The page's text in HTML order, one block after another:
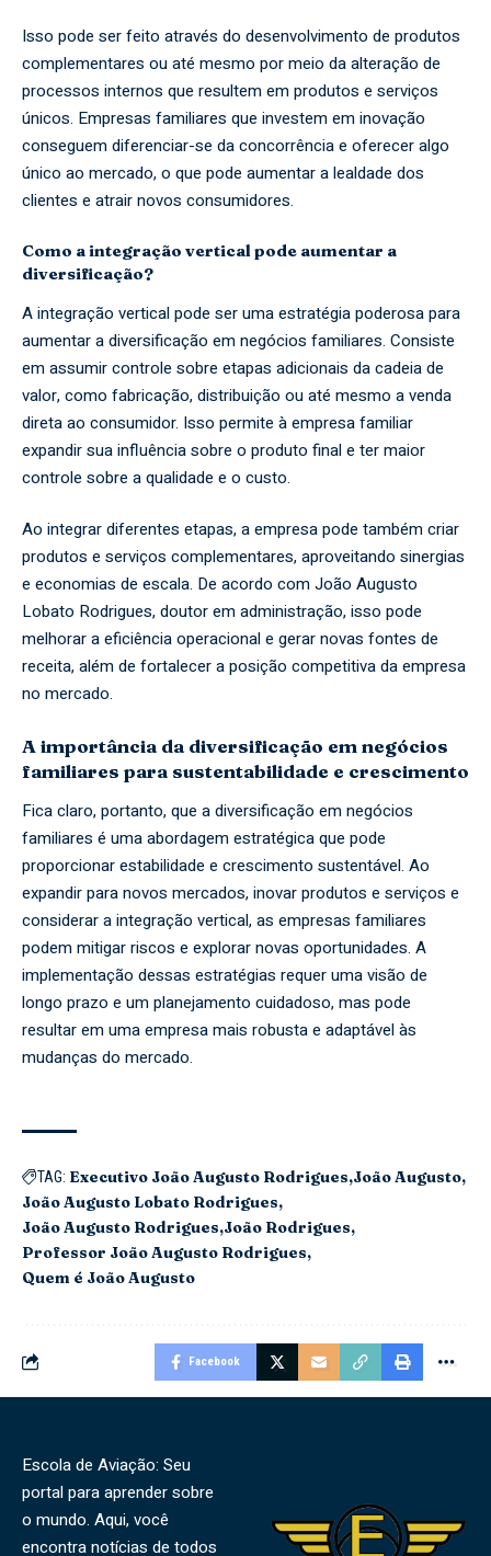
Isso pode ser feito através do desenvolvimento de produtos
complementares ou até mesmo por meio da alteração de
processos internos que resultem em produtos e serviços
únicos. Empresas familiares que investem em inovação
conseguem diferenciar-se da concorrência e oferecer algo
único ao mercado, o que pode aumentar a lealdade dos
clientes e atrair novos consumidores.
Como a integração vertical pode aumentar a
diversificação?
A integração vertical pode ser uma estratégia poderosa para
aumentar a diversificação em negócios familiares. Consiste
em assumir controle sobre etapas adicionais da cadeia de
valor, como fabricação, distribuição ou até mesmo a venda
direta ao consumidor. Isso permite à empresa familiar
expandir sua influência sobre o produto final e ter maior
controle sobre a qualidade e o custo.
Ao integrar diferentes etapas, a empresa pode também criar
produtos e serviços complementares, aproveitando sinergias
e economias de escala. De acordo com João Augusto
Lobato Rodrigues, doutor em administração, isso pode
melhorar a eficiência operacional e gerar novas fontes de
receita, além de fortalecer a posição competitiva da empresa
no mercado.
A importância da diversificação em negócios
familiares para sustentabilidade e crescimento
Fica claro, portanto, que a diversificação em negócios
familiares é uma abordagem estratégica que pode
proporcionar estabilidade e crescimento sustentável. Ao
expandir para novos mercados, inovar produtos e serviços e
considerar a integração vertical, as empresas familiares
podem mitigar riscos e explorar novas oportunidades. A
implementação dessas estratégias requer uma visão de
longo prazo e um planejamento cuidadoso, mas pode
resultar em uma empresa mais robusta e adaptável às
mudanças do mercado.
TAG: Executivo João Augusto Rodrigues João Augusto
João Augusto Lobato Rodrigues
João Augusto Rodrigues João Rodrigues
Professor João Augusto Rodrigues
Quem é João Augusto
Facebook
Escola de Aviação: Seu
portal para aprender sobre
o mundo. Aqui, você
encontra notícias de todos